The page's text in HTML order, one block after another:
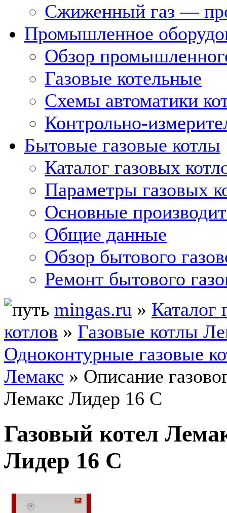
Сжиженный газ —
Промышленное
Обзор
Газовые котельные
Схемы автоматики
Контрольно-
Бытовые газовые котлы
Каталог газовых
Параметры газовых
Основные
Общие данные
Обзор бытового
Ремонт бытового
mingas.ru » Каталог
котлов » Газовые котлы
Одноконтурные газовые
Лемакс » Описание
Лемакс Лидер 16 С
Газовый котел
Лидер 16 С